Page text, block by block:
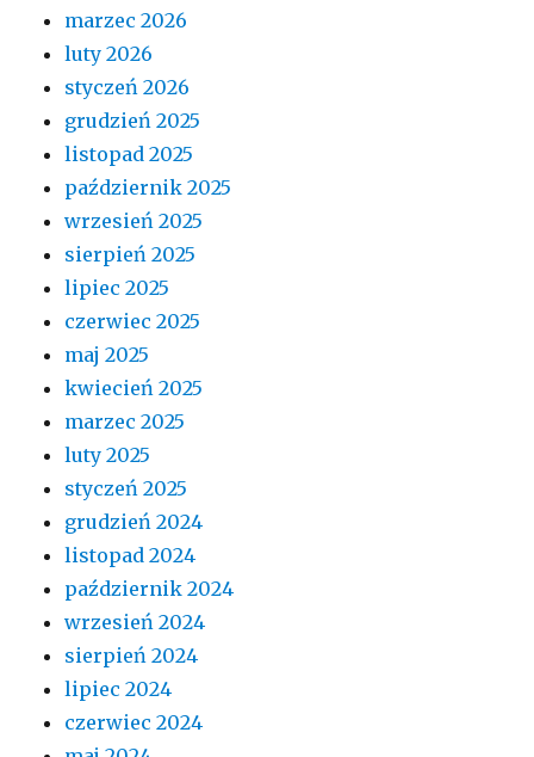
marzec 2026
luty 2026
styczeń 2026
grudzień 2025
listopad 2025
październik 2025
wrzesień 2025
sierpień 2025
lipiec 2025
czerwiec 2025
maj 2025
kwiecień 2025
marzec 2025
luty 2025
styczeń 2025
grudzień 2024
listopad 2024
październik 2024
wrzesień 2024
sierpień 2024
lipiec 2024
czerwiec 2024